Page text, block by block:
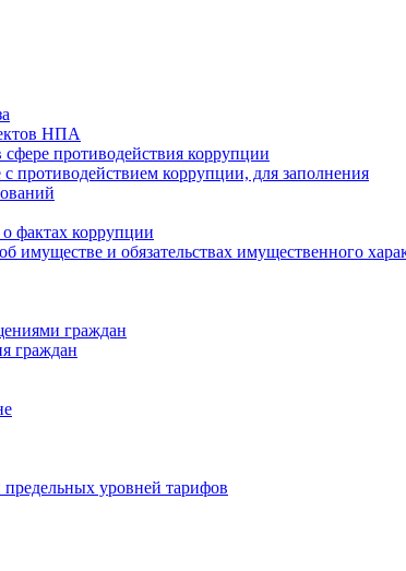
НПА
противодействия коррупции
противодействием коррупции, для заполнения
фактах коррупции
имуществе и обязательствах имущественного
граждан
граждан
уровней тарифов